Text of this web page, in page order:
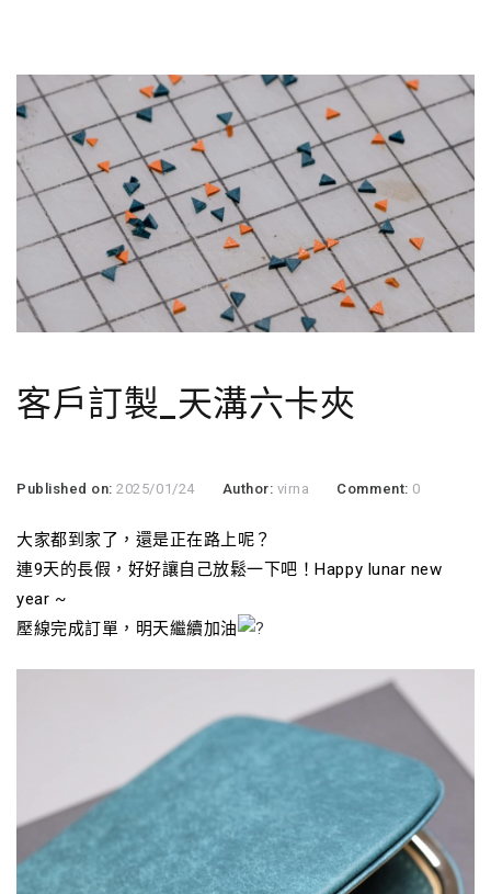
客戶訂製_天溝六卡夾
Published on:2025/01/24 Author: virna Comment: 0
大家都到家了，還是正在路上呢？
連9天的長假，好好讓自己放鬆一下吧！Happy lunar new
year ~
壓線完成訂單，明天繼續加油